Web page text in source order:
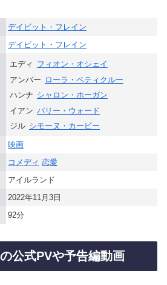
デイビット・フレイン
デイビット・フレイン
エディ フィオン・オシェイ
アンバー ローラ・ペティクルー
ハンナ シャロン・ホーガン
イアン バリー・ウォード
ジル シモーヌ・カービー
映画
コメディ 恋愛
アイルランド
2022年11月3日
92分
公式PVや予告編動画